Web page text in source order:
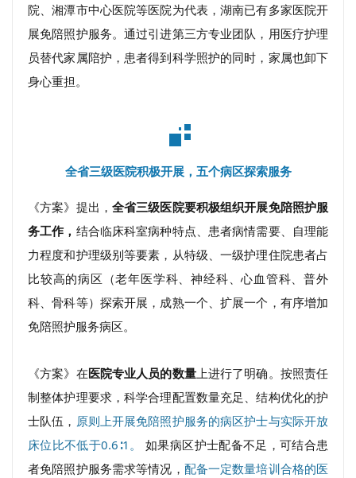
院、湘潭市中心医院等医院为代表，湖南已有多家医院开
展免陪照护服务。通过引进第三方专业团队，用医疗护理
员替代家属陪护，患者得到科学照护的同时，家属也卸下
身心重担。
全省三级医院积极开展，五个病区探索服务
《方案》提出， 全省三级医院要积极组织开展免陪照护服
务工作， 结合临床科室病种特点、患者病情需要、自理能
力程度和护理级别等要素，从特级、一级护理住院患者占
比较高的病区 （老年医学科、神经科、心血管科、普外
科、骨科等）探索开展， 成熟一个、扩展一个，有序增加
免陪照护服务病区。
《方案》在医院专业人员的数量上进行了明确。按照责任
制整体护理要求，科学合理配置数量充足、结构优化的护
士队伍， 原则上开展免陪照护服务的病区护士与实际开放
床位比不低于0.6∶1。
如果病区护士配备不足，可结合患
者免陪照护服务需求等情况， 配备一定数量培训合格的医